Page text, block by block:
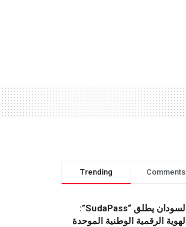
Trending Comments
السودان يطلق “SudaPass”:
الهوية الرقمية الوطنية الموحدة